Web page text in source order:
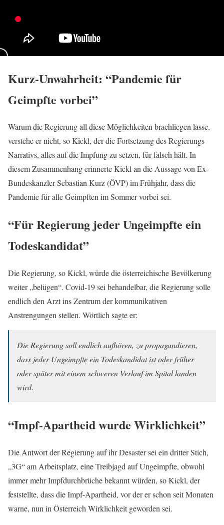
Kurz-Unwahrheit: “Pandemie für
Geimpfte vorbei”
Warum die Regierung all diese Möglichkeiten brachliegen lasse,
verstehe er nicht, so Kickl, der die Fortsetzung des Regierungs-
Narrativs, alles auf die Impfung zu setzen, für falsch hält. In
diesem Zusammenhang erinnerte Kickl an die Aussage von Ex-
Bundeskanzler Sebastian Kurz (ÖVP) im Frühjahr, dass die
Pandemie für alle Geimpften im Sommer vorbei sei.
“Für Regierung jeder Ungeimpfte ein
Todeskandidat”
Die Regierung, so Kickl, würde die österreichische Bevölkerung
weiter „belügen“. Covid-19 sei behandelbar, die Regierung solle
endlich den Arzt ins Zentrum der kommunikativen
Anstrengungen stellen. Wörtlich sagte er:
Die Regierung soll endlich aufhören, zu propagandieren,
dass jeder Ungeimpfte ein Todeskandidat ist oder früher
oder später mit einem schweren Verlauf im Spital landen
wird.
“Impf-Apartheid wurde Wirklichkeit”
Die Antwort der Regierung auf ihr Desaster sei ein dritter Stich,
„3G“ am Arbeitsplatz, eine Treibjagd auf Ungeimpfte, obwohl
immer mehr Impfdurchbrüche bekannt würden, so Kickl, der
feststellte, dass die Impf-Apartheid, vor der er schon seit Monaten
warne, nun in Österreich Wirklichkeit geworden sei.